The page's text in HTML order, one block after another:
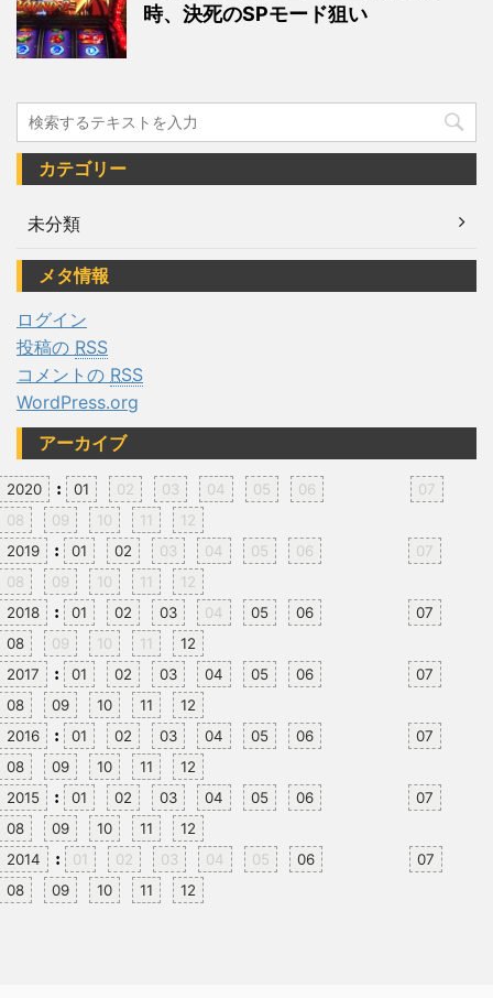
時、決死のSPモード狙い
カテゴリー
未分類
メタ情報
ログイン
投稿の RSS
コメントの RSS
WordPress.org
アーカイブ
2020 : 01 02 03 04 05 06
07
08
09 10 11
12
2019
: 01 02 03 04 05 06
07
08
09 10 11
12
2018
: 01 02 03 04 05 06
07
08
09 10 11
12
2017
: 01 02 03 04 05 06
07
08
09 10 11
12
2016
: 01 02 03 04 05 06
07
08
09 10 11
12
2015
: 01 02 03 04 05 06
07
08
09 10 11
12
2014
: 01 02 03 04 05 06
07
08
09 10 11 12